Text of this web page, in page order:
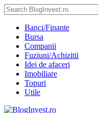
Banci/Finante
Bursa
Companii
Fuziuni/Achizitii
Idei de afaceri
Imobiliare
Topuri
Utile